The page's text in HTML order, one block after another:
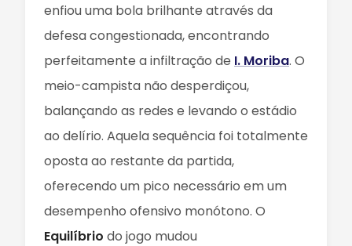
enfiou uma bola brilhante através da
defesa congestionada, encontrando
perfeitamente a infiltração de I. Moriba. O
meio-campista não desperdiçou,
balançando as redes e levando o estádio
ao delírio. Aquela sequência foi totalmente
oposta ao restante da partida,
oferecendo um pico necessário em um
desempenho ofensivo monótono. O
Equilíbrio do jogo mudou